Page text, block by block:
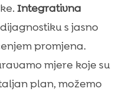
Integrativna
s jasno
promjena.
mjere koje su
plan, možemo